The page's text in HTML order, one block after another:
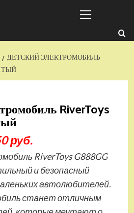
меню
ДЕТСКИЙ ЭЛЕКТРОМОБИЛЬ
RiverToys
руб.
RiverToys G888GG
и безопасный
автолюбителей.
станет отличным